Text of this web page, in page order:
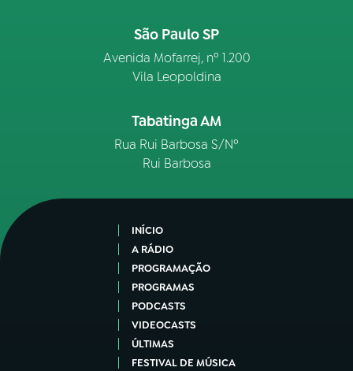
São Paulo SP
Avenida Mofarrej, nº 1.200
Vila Leopoldina
Tabatinga AM
Rua Rui Barbosa S/Nº
Rui Barbosa
INÍCIO
A RÁDIO
PROGRAMAÇÃO
PROGRAMAS
PODCASTS
VIDEOCASTS
ÚLTIMAS
FESTIVAL DE MÚSICA